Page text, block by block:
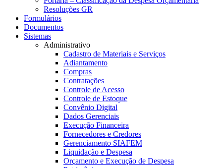
Resoluções GR
Formulários
Documentos
Sistemas
Administrativo
Cadastro de Materiais e Serviços
Adiantamento
Compras
Contratações
Controle de Acesso
Controle de Estoque
Convênio Digital
Dados Gerenciais
Execução Financeira
Fornecedores e Credores
Gerenciamento SIAFEM
Liquidação e Despesa
Orçamento e Execução de Despesa